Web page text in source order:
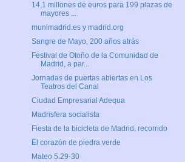
14,1 millones de euros para 199 plazas de
mayores ...
munimadrid.es y madrid.org
Sangre de Mayo, 200 años atrás
Festival de Otoño de la Comunidad de
Madrid, a par...
Jornadas de puertas abiertas en Los
Teatros del Canal
Ciudad Empresarial Adequa
Madrisfera socialista
Fiesta de la bicicleta de Madrid, recorrido
El corazón de piedra verde
Mateo 5:29-30